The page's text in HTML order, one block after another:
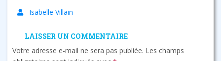
Isabelle Villain
LAISSER UN COMMENTAIRE
Votre adresse e-mail ne sera pas publiée. Les champs